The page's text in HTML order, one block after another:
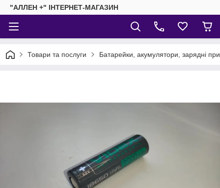
"АЛЛЕН +" ІНТЕРНЕТ-МАГАЗИН
Товари та послуги Батарейки, акумулятори, зарядні